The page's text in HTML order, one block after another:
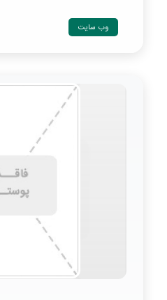
وب سایت